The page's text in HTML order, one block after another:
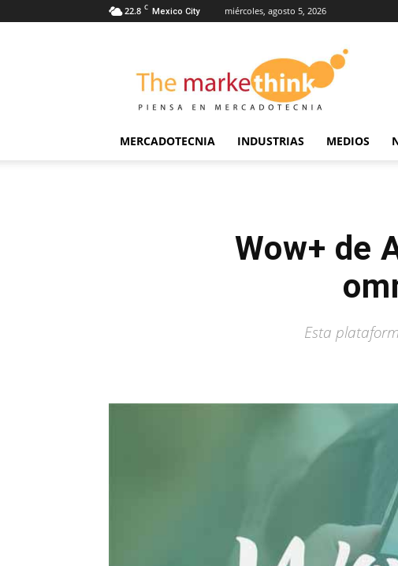
22.8 C Mexico City miércoles, agosto 5, 2026
Markethink
MERCADOTECNIA INDUSTRIAS MEDIOS
Wow+ de
Esta